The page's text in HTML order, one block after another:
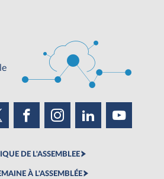
DE L'ASSEMBLEE
À L'ASSEMBLÉE